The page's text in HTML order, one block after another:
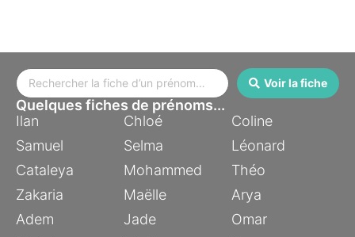
Voir la fiche
Quelques fiches de prénoms...
Ilan
Chloé
Coline
Samuel
Selma
Léonard
Cataleya
Mohammed
Théo
Zakaria
Maëlle
Arya
Adem
Jade
Omar